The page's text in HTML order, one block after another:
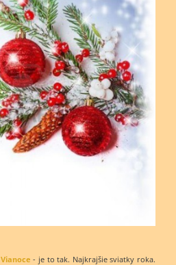
Vianoce - je to tak. Najkrajšie sviatky roka.